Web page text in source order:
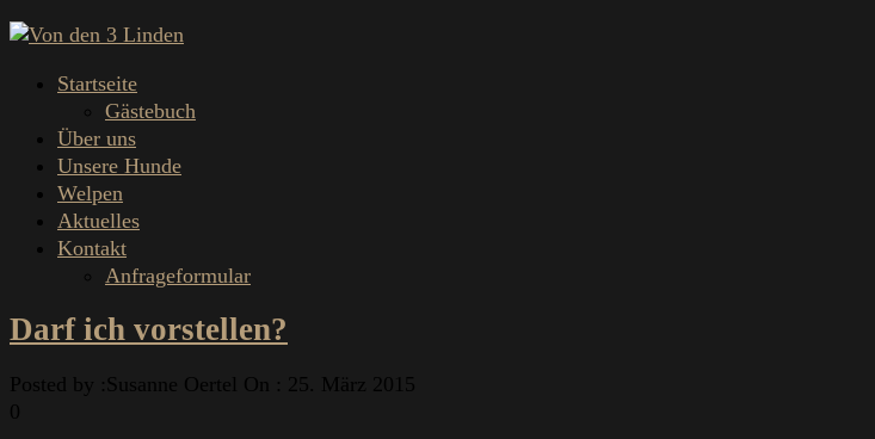
Startseite
Gästebuch
Über uns
Unsere Hunde
Welpen
Aktuelles
Kontakt
Anfrageformular
Darf ich vorstellen?
Posted by : Susanne Oertel On :
25. März 2015
0